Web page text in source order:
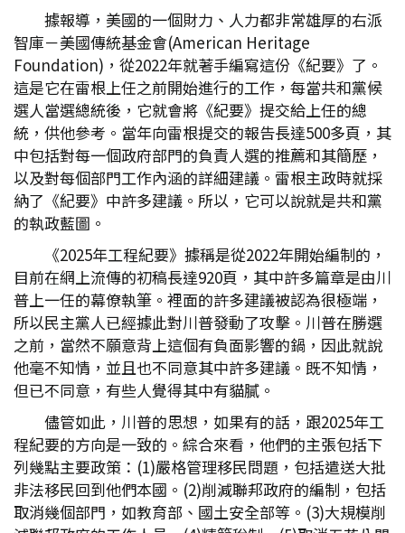
據報導，美國的一個財力、人力都非常雄厚的右派
智庫－美國傳統基金會(American Heritage
Foundation)，從2022年就著手編寫這份《紀要》了。
這是它在雷根上任之前開始進行的工作，每當共和黨候
選人當選總統後，它就會將《紀要》提交給上任的總
統，供他參考。當年向雷根提交的報告長達500多頁，其
中包括對每一個政府部門的負責人選的推薦和其簡歷，
以及對每個部門工作內涵的詳細建議。雷根主政時就採
納了《紀要》中許多建議。所以，它可以說就是共和黨
的執政藍圖。
《2025年工程紀要》據稱是從2022年開始編制的，
目前在網上流傳的初稿長達920頁，其中許多篇章是由川
普上一任的幕僚執筆。裡面的許多建議被認為很極端，
所以民主黨人已經據此對川普發動了攻擊。川普在勝選
之前，當然不願意背上這個有負面影響的鍋，因此就說
他毫不知情，並且也不同意其中許多建議。既不知情，
但已不同意，有些人覺得其中有貓膩。
儘管如此，川普的思想，如果有的話，跟2025年工
程紀要的方向是一致的。綜合來看，他們的主張包括下
列幾點主要政策：(1)嚴格管理移民問題，包括遣送大批
非法移民回到他們本國。(2)削減聯邦政府的編制，包括
取消幾個部門，如教育部、國土安全部等。(3)大規模削